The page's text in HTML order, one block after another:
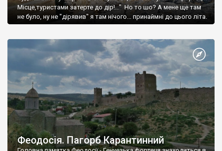
Місце,туристами затерте до дір!..." Но то шо? А мене ще там
не було, ну не "дірявив" я там нічого... принаймні до цього літа.
Феодосія. Пагорб Карантинний